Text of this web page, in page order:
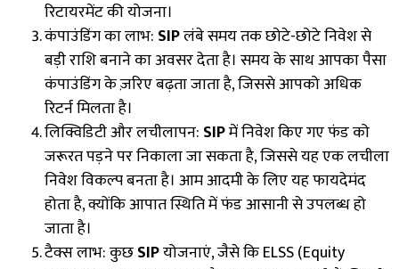
रिटायरमेंट की योजना।
कंपाउंडिंग का लाभ: SIPलंबे समय तक छोटे-छोटे निवेश से
बड़ी राशि बनाने का अवसर देता है। समय के साथ आपका पैसा
कंपाउंडिंग के ज़रिए बढ़ता जाता है,जिससे आपको अधिक
रिटर्न मिलता है।
लिक्विडिटी और लचीलापन: SIPमें निवेश किए गए फंड को
जरूरत पड़ने पर निकाला जा सकता है,जिससे यह एक लचीला
निवेश विकल्प बनता है। आम आदमी के लिए यह फायदेमंद
होता है,क्योंकि आपात स्थिति में फंड आसानी से उपलब्ध हो
जाता है।
टैक्स लाभ: कुछSIPयोजनाएं,जैसे किELSS (Equity